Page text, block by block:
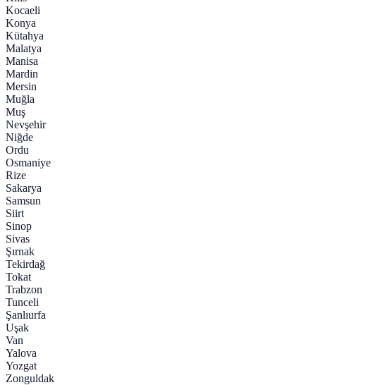
Kocaeli
Konya
Kütahya
Malatya
Manisa
Mardin
Mersin
Muğla
Muş
Nevşehir
Niğde
Ordu
Osmaniye
Rize
Sakarya
Samsun
Siirt
Sinop
Sivas
Şırnak
Tekirdağ
Tokat
Trabzon
Tunceli
Şanlıurfa
Uşak
Van
Yalova
Yozgat
Zonguldak